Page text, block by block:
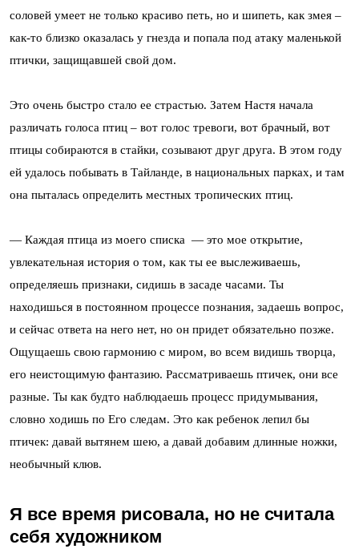
соловей умеет не только красиво петь, но и шипеть, как змея –
как-то близко оказалась у гнезда и попала под атаку маленькой
птички, защищавшей свой дом.
Это очень быстро стало ее страстью. Затем Настя начала
различать голоса птиц – вот голос тревоги, вот брачный, вот
птицы собираются в стайки, созывают друг друга. В этом году
ей удалось побывать в Тайланде, в национальных парках, и там
она пыталась определить местных тропических птиц.
— Каждая птица из моего списка — это мое открытие,
увлекательная история о том, как ты ее выслеживаешь,
определяешь признаки, сидишь в засаде часами. Ты
находишься в постоянном процессе познания, задаешь вопрос,
и сейчас ответа на него нет, но он придет обязательно позже.
Ощущаешь свою гармонию с миром, во всем видишь творца,
его неистощимую фантазию. Рассматриваешь птичек, они все
разные. Ты как будто наблюдаешь процесс придумывания,
словно ходишь по Его следам. Это как ребенок лепил бы
птичек: давай вытянем шею, а давай добавим длинные ножки,
необычный клюв.
Я все время рисовала, но не считала
себя художником